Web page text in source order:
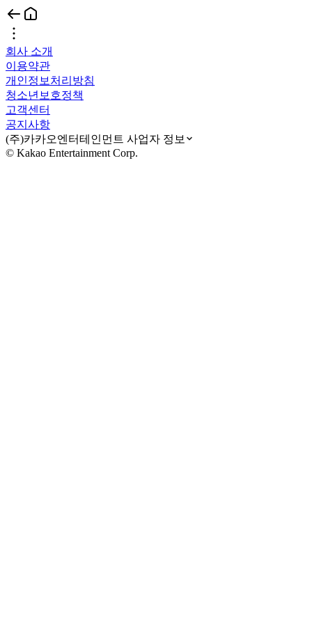
회사 소개
이용약관
개인정보처리방침
청소년보호정책
고객센터
공지사항
(주)카카오엔터테인먼트 사업자 정보
© Kakao Entertainment Corp.